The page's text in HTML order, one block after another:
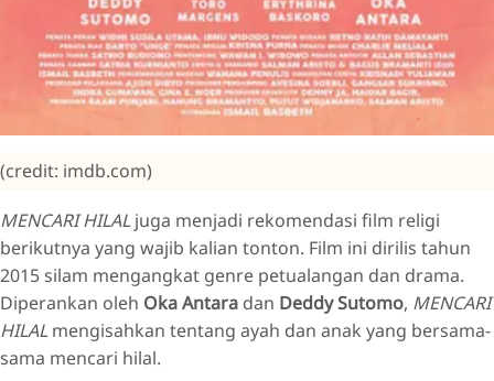
(credit: imdb.com)
MENCARI HILAL juga menjadi rekomendasi film religi
berikutnya yang wajib kalian tonton. Film ini dirilis tahun
2015 silam mengangkat genre petualangan dan drama.
Diperankan oleh Oka Antara dan Deddy Sutomo, MENCARI
HILAL mengisahkan tentang ayah dan anak yang bersama-
sama mencari hilal.